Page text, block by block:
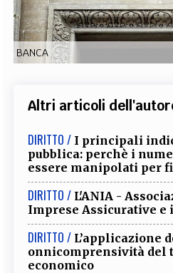
CODICI RUBRICHE LIBRI
BANCA
Altri articoli
DIRITTO / I principali
pubblica: perchè i
essere manipolati per
DIRITTO / L'ANIA -
Imprese Assicurative e
DIRITTO / L’applicazione
onnicomprensività del
economico